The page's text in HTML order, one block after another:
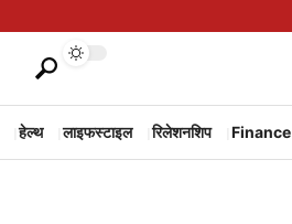
हेल्थ लाइफस्टाइल रिलेशनशिप Finance